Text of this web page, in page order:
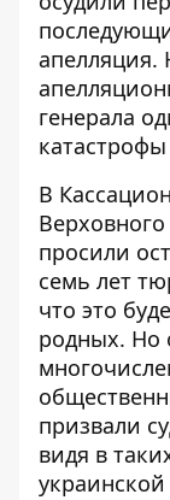
апелляция.
генерала
В
просили
семь лет
что это
родных. Но
призвали
видя в